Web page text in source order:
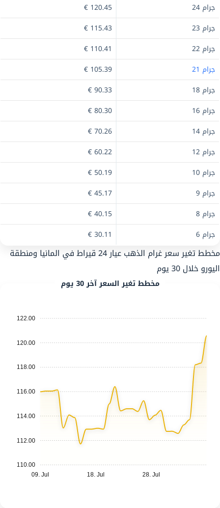
جرام 24
120.45 €
جرام 23
115.43 €
جرام 22
110.41 €
جرام 21
105.39 €
جرام 18
90.33 €
جرام 16
80.30 €
جرام 14
70.26 €
جرام 12
60.22 €
جرام 10
50.19 €
جرام 9
45.17 €
جرام 8
40.15 €
جرام 6
30.11 €
مخطط تغير سعر غرام الذهب عيار 24 قيراط في المانيا ومنطقة
اليورو خلال 30 يوم
مخطط تغير السعر آخر 30 يوم
122.00
120.00
118.00
116.00
114.00
112.00
110.00
09. Jul
18. Jul 28. Jul